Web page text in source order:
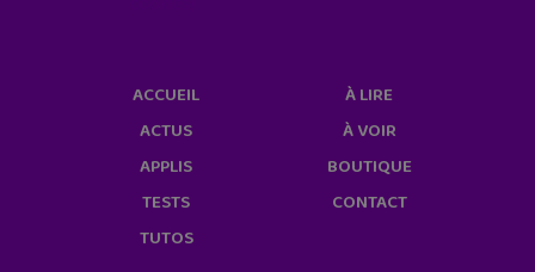
ACCUEIL
ACTUS
APPLIS
TESTS
TUTOS
À LIRE
À VOIR
BOUTIQUE
CONTACT